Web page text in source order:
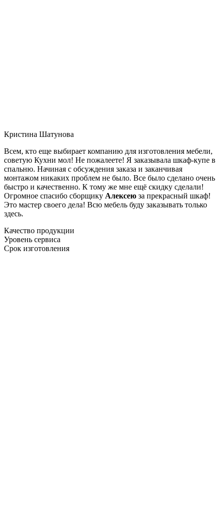
Кристина Шатунова
Всем, кто еще выбирает компанию для изготовления мебели,
советую Кухни мол! Не пожалеете! Я заказывала шкаф-купе в
спальню. Начиная с обсуждения заказа и заканчивая
монтажом никаких проблем не было. Все было сделано очень
быстро и качественно. К тому же мне ещё скидку сделали!
Огромное спасибо сборщику Алексею за прекрасный шкаф!
Это мастер своего дела! Всю мебель буду заказывать только
здесь.
Качество продукции
Уровень сервиса
Срок изготовления